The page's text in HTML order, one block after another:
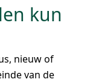
kun
nieuw of
van de